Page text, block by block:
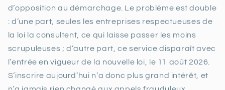
d’opposition au démarchage. Le problème est double
: d’une part, seules les entreprises respectueuses de
la loi la consultent, ce qui laisse passer les moins
scrupuleuses ; d’autre part, ce service disparaît avec
l’entrée en vigueur de la nouvelle loi, le 11 août 2026.
S’inscrire aujourd’hui n’a donc plus grand intérêt, et